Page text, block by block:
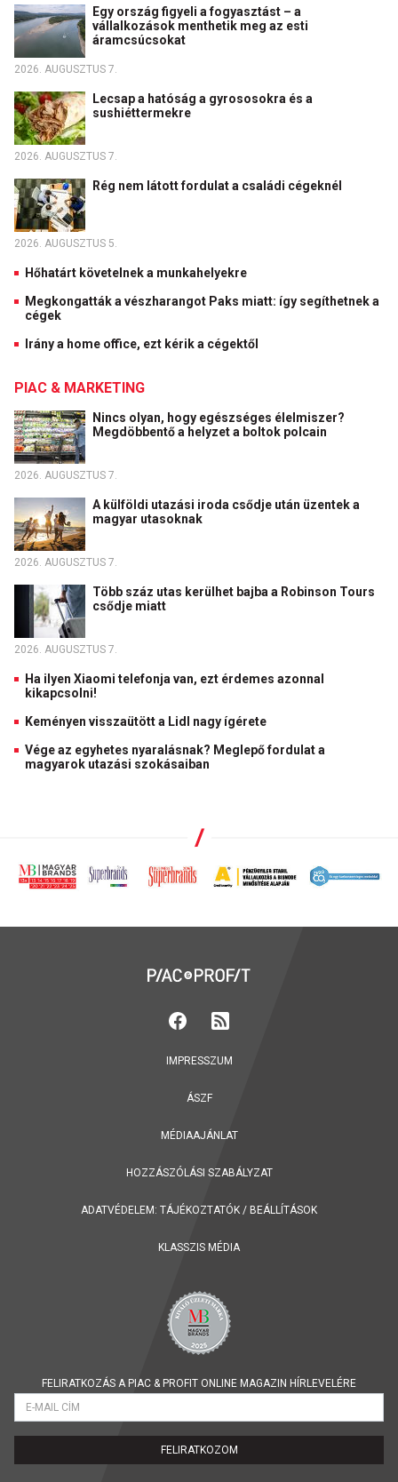
Egy ország figyeli a fogyasztást – a
vállalkozások menthetik meg az esti
áramcsúcsokat
2026. AUGUSZTUS 7.
Lecsap a hatóság a gyrososokra és a
sushiéttermekre
2026. AUGUSZTUS 7.
Rég nem látott fordulat a családi cégeknél
2026. AUGUSZTUS 5.
Hőhatárt követelnek a munkahelyekre
Megkongatták a vészharangot Paks miatt: így segíthetnek a
cégek
Irány a home office, ezt kérik a cégektől
PIAC & MARKETING
Nincs olyan, hogy egészséges élelmiszer?
Megdöbbentő a helyzet a boltok polcain
2026. AUGUSZTUS 7.
A külföldi utazási iroda csődje után üzentek a
magyar utasoknak
2026. AUGUSZTUS 7.
Több száz utas kerülhet bajba a Robinson Tours
csődje miatt
2026. AUGUSZTUS 7.
Ha ilyen Xiaomi telefonja van, ezt érdemes azonnal
kikapcsolni!
Keményen visszaütött a Lidl nagy ígérete
Vége az egyhetes nyaralásnak? Meglepő fordulat a
magyarok utazási szokásaiban
IMPRESSZUM
ÁSZF
MÉDIAAJÁNLAT
HOZZÁSZÓLÁSI SZABÁLYZAT
ADATVÉDELEM: TÁJÉKOZTATÓK / BEÁLLÍTÁSOK
KLASSZIS MÉDIA
FELIRATKOZÁS A PIAC & PROFIT ONLINE MAGAZIN HÍRLEVELÉRE
FELIRATKOZOM